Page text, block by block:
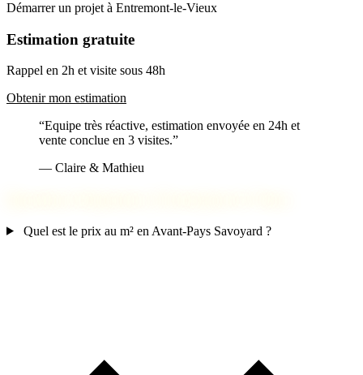
Démarrer un projet à Entremont-le-Vieux
Estimation gratuite
Rappel en 2h et visite sous 48h
Obtenir mon estimation
“Equipe très réactive, estimation envoyée en 24h et
vente conclue en 3 visites.”
— Claire & Mathieu
Quel est le prix au m² en Avant-Pays Savoyard ?